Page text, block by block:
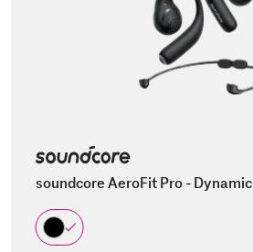
soundcore AeroFit Pro - Dynamic